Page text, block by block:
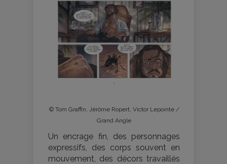
© Tom Graffin, Jérôme Ropert, Victor Lepointe /
Grand Angle
Un encrage fin, des personnages
expressifs, des corps souvent en
mouvement, des décors travaillés